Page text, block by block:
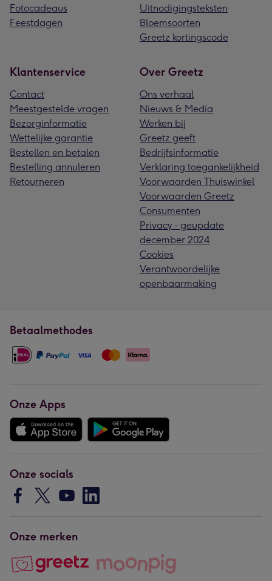
Fotocadeaus
Feestdagen
Uitnodigingsteksten
Bloemsoorten
Greetz kortingscode
Klantenservice
Contact
Meestgestelde vragen
Bezorginformatie
Wettelijke garantie
Bestellen en betalen
Bestelling annuleren
Retourneren
Over Greetz
Ons verhaal
Nieuws & Media
Werken bij
Greetz geeft
Bedrijfsinformatie
Verklaring toegankelijkheid
Voorwaarden Thuiswinkel
Voorwaarden Greetz
Consumenten
Privacy - geupdate
december 2024
Cookies
Verantwoordelijke
openbaarmaking
Betaalmethodes
Onze Apps
Onze socials
Onze merken